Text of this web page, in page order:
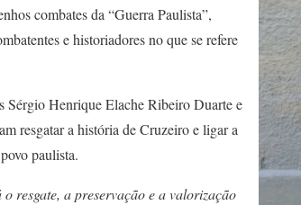
combates da “Guerra Paulista”,
e historiadores no que se refere
Sérgio Henrique Elache Ribeiro Duarte e
resgatar a história de Cruzeiro e ligar a
paulista.
resgate, a preservação e a valorização